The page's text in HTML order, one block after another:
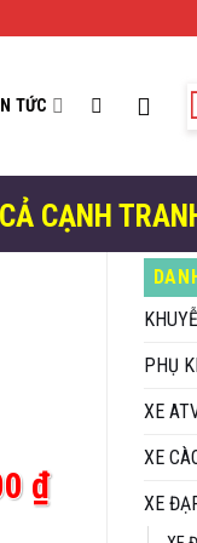
TỨC
CẠNH
PHỤ
XE
XE
XE
₫Giá
hiện